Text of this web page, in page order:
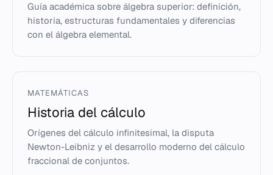
Guía académica sobre álgebra superior: definición,
historia, estructuras fundamentales y diferencias
con el álgebra elemental.
MATEMÁTICAS
Historia del cálculo
Orígenes del cálculo infinitesimal, la disputa
Newton-Leibniz y el desarrollo moderno del cálculo
fraccional de conjuntos.